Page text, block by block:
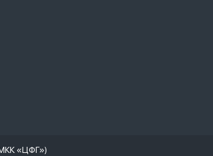
«ЦФГ»)